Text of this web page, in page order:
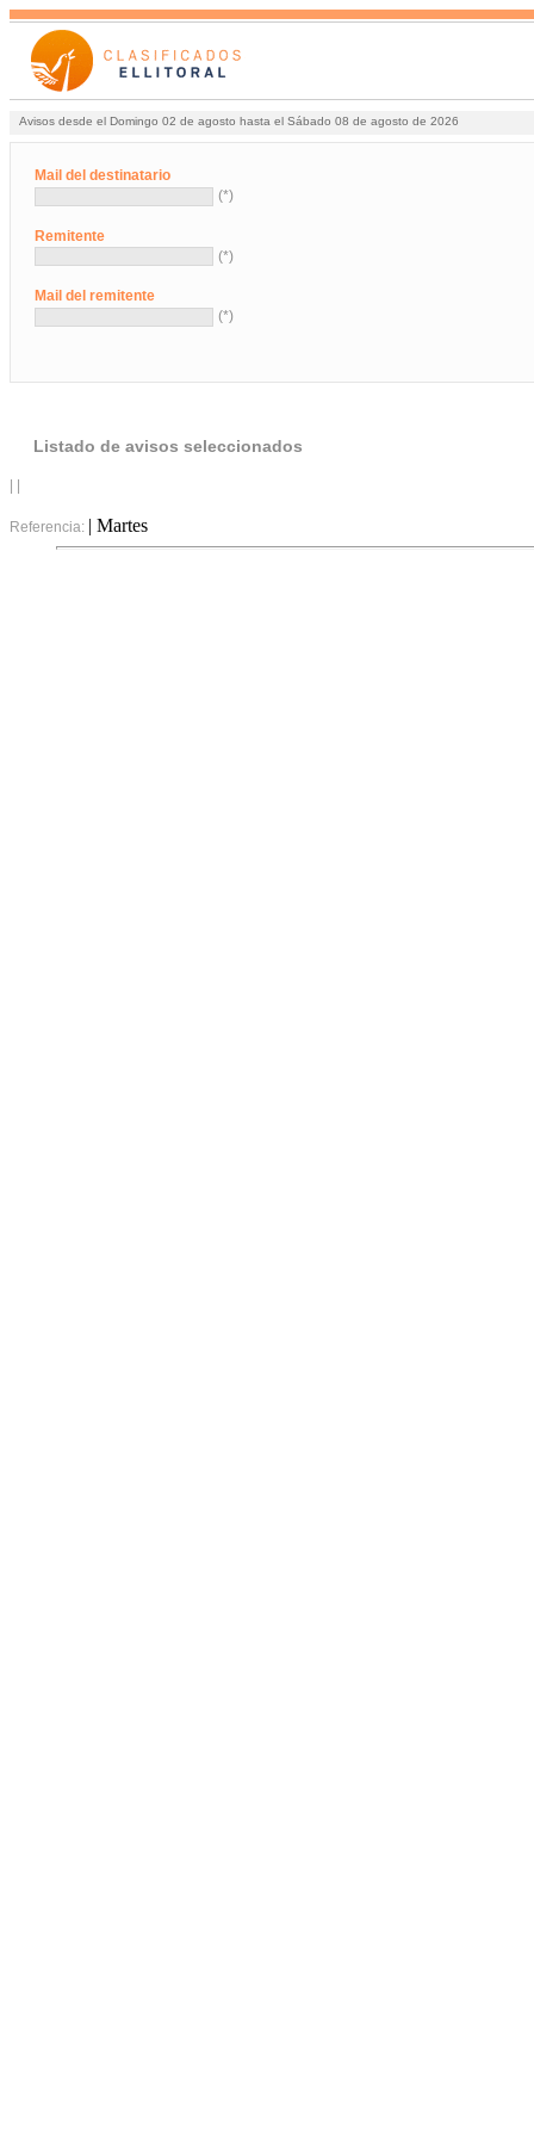
Avisos desde el Domingo 02 de agosto hasta el Sábado 08 de agosto de 2026
Mail del destinatario
(*)
Remitente
(*)
Mail del remitente
(*)
Listado de avisos seleccionados
Referencia: | Martes